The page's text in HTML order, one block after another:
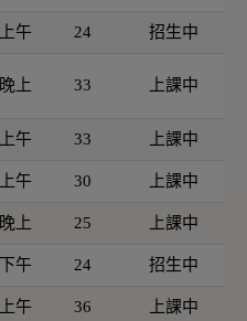
上午 24 招生中
晚上 33 上課中
上午 33 上課中
上午 30 上課中
晚上 25 上課中
下午 24 招生中
上午 36 上課中